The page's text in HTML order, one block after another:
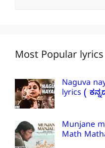
Most Popular lyrics
Naguva
lyrics (
Munjane
Math